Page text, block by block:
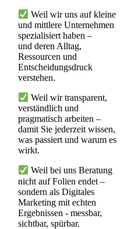
Weil wir uns auf kleine
und mittlere Unternehmen
spezialisiert haben –
und deren Alltag,
Ressourcen und
Entscheidungsdruck
verstehen.
Weil wir transparent,
verständlich und
pragmatisch arbeiten –
damit Sie jederzeit wissen,
was passiert und warum es
wirkt.
Weil bei uns Beratung
nicht auf Folien endet –
sondern als Digitales
Marketing mit echten
Ergebnissen - messbar,
sichtbar, spürbar.